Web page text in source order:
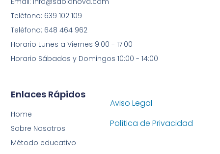
Aviso Legal
Política de Privacidad
Enlaces Rápidos
Home
Sobre Nosotros
Método educativo
Teléfono: 639 102 109
Teléfono: 648 464 962
Horario Lunes a Viernes 9:00 - 17:00
Horario Sábados y Domingos 10:00 - 14:00